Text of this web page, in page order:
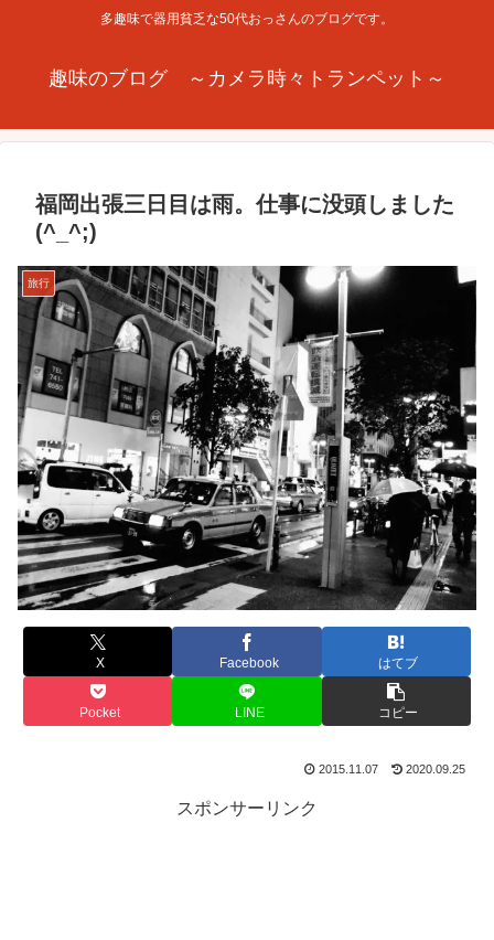
多趣味で器用貧乏な50代おっさんのブログです。
趣味のブログ ～カメラ時々トランペット～
福岡出張三日目は雨。仕事に没頭しました
(^_^;)
旅行
X Facebook はてブ
Pocket LINE コピー
2015.11.07 2020.09.25
スポンサーリンク